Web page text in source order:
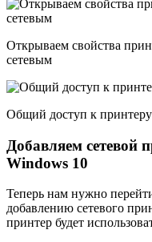
Открываем свойства
сетевым
Общий доступ к
Добавляем сетевой
Windows 10
Теперь нам нужно
добавлению сетевого
принтер будет